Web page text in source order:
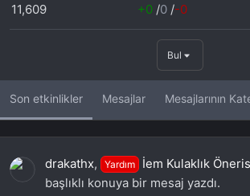
11,609 +0/0/-0
Bul
Son etkinlikler Mesajlar Mesajlarının
drakathx, Yardım
İem Kulaklık
başlıklı konuya bir mesaj yazdı.